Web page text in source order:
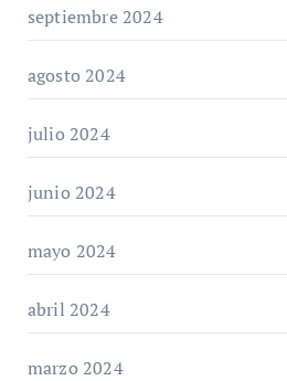
septiembre 2024
agosto 2024
julio 2024
junio 2024
mayo 2024
abril 2024
marzo 2024